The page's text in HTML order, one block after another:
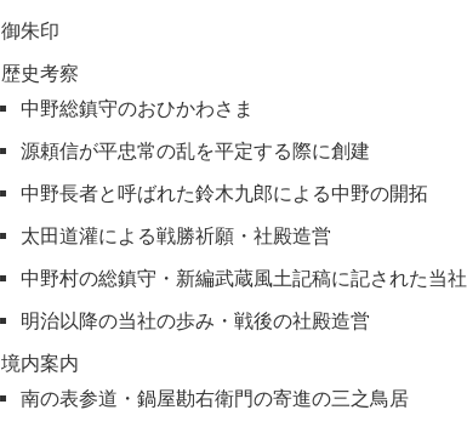
御朱印
歴史考察
中野総鎮守のおひかわさま
源頼信が平忠常の乱を平定する際に創建
中野長者と呼ばれた鈴木九郎による中野の開拓
太田道灌による戦勝祈願・社殿造営
中野村の総鎮守・新編武蔵風土記稿に記された当社
明治以降の当社の歩み・戦後の社殿造営
境内案内
南の表参道・鍋屋勘右衛門の寄進の三之鳥居